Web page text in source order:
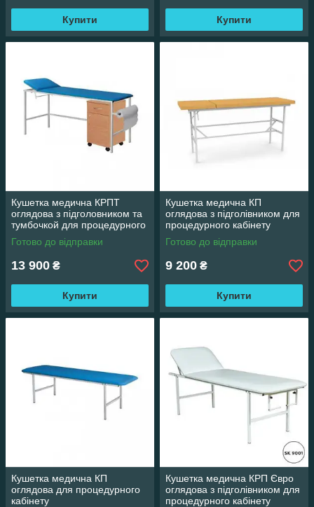
Купити Купити
Кушетка медична КРПТ
оглядова з підголовником та
тумбочкой для процедурного
кабінету
Готово до відправки
13 900 ₴
Купити
Кушетка медична КП
оглядова з підголівником для
процедурного кабінету
Готово до відправки
9 200 ₴
Купити
Кушетка медична КП
оглядова для процедурного
кабінету
Кушетка медична КРП Євро
оглядова з підголівником для
процедурного кабінету